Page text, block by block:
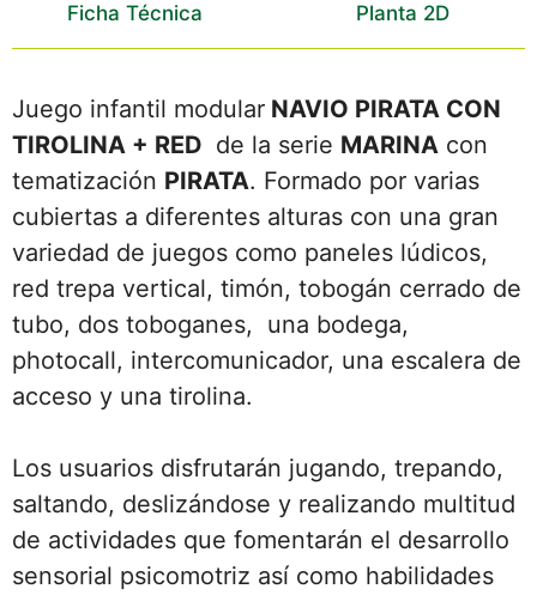
Ficha Técnica Planta 2D
Juego infantil modular NAVIO PIRATA CON
TIROLINA + RED de la serie MARINA con
tematización PIRATA. Formado por varias
cubiertas a diferentes alturas con una gran
variedad de juegos como paneles lúdicos,
red trepa vertical, timón, tobogán cerrado de
tubo, dos toboganes, una bodega,
photocall, intercomunicador, una escalera de
acceso y una tirolina.
Los usuarios disfrutarán jugando, trepando,
saltando, deslizándose y realizando multitud
de actividades que fomentarán el desarrollo
sensorial psicomotriz así como habilidades